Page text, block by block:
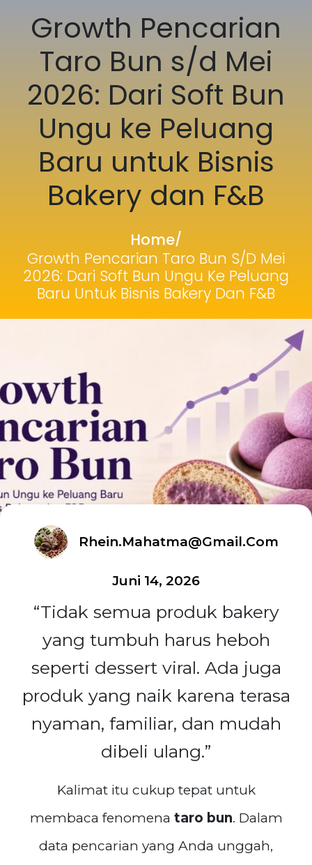
Growth Pencarian
Taro Bun s/d Mei
2026: Dari Soft Bun
Ungu ke Peluang
Baru untuk Bisnis
Bakery dan F&B
Home/
Growth Pencarian Taro Bun S/d Mei
2026: Dari Soft Bun Ungu Ke Peluang
Baru Untuk Bisnis Bakery Dan F&B
Rhein.mahatma@gmail.com
Juni 14, 2026
“Tidak semua produk bakery
yang tumbuh harus heboh
seperti dessert viral. Ada juga
produk yang naik karena terasa
nyaman, familiar, dan mudah
dibeli ulang.”
Kalimat itu cukup tepat untuk
membaca fenomena taro bun. Dalam
data pencarian yang Anda unggah,